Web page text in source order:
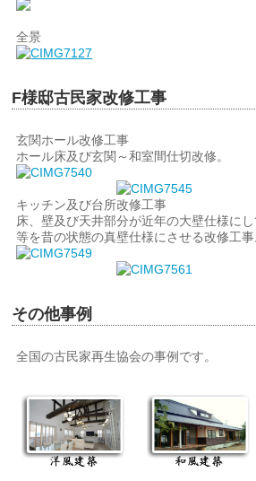
全景
F様邸古民家改修工事
玄関ホール改修工事
ホール床及び玄関～和室間仕切改修。
キッチン及び台所改修工事
床、壁及び天井部分が近年の大壁仕様に
等を昔の状態の真壁仕様にさせる改修工事
その他事例
全国の古民家再生協会の事例です。